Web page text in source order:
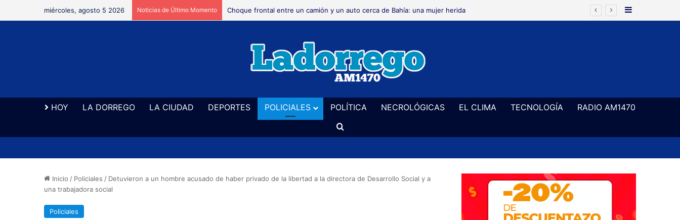
miércoles, agosto 5 2026 Noticias de Último Momento Choque frontal entre un camión y un auto cerca de Bahía: una mujer herida Barra Lateral
HOY LA DORREGO LA CIUDAD DEPORTES POLICIALES POLÍTICA NECROLÓGICAS EL CLIMA TECNOLOGÍA
RADIO AM1470
Buscar
Inicio / Policiales / Detuvieron a un hombre acusado de haber privado de la libertad a la directora de Desarrollo Social y a
una trabajadora social
Policiales